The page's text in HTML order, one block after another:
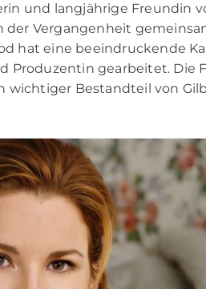
und langjährige Freundin
Vergangenheit
hat eine beeindruckende
Produzentin gearbeitet. Die
wichtiger Bestandteil von